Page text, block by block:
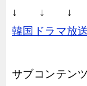
↓ ↓ ↓
韓国ドラマ放
サブコンテン